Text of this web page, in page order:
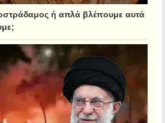
ή απλά βλέπουμε αυτά